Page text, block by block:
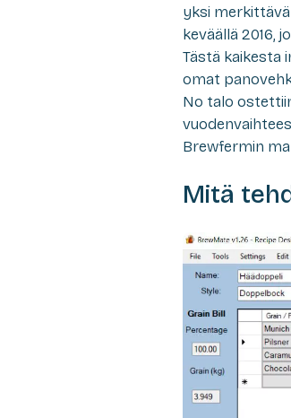
yksi
keväällä 2016,
Tästä kaikesta
omat
No talo
Brewfermin
Mitä